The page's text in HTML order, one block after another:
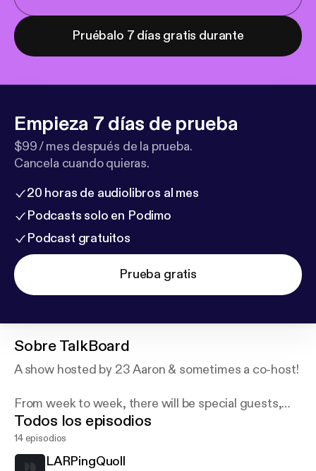
Pruébalo 7 días gratis durante
Empieza 7 días de prueba
$99 / mes después de la prueba.
Cancela cuando quieras.
20 horas de audiolibros al mes
Podcasts solo en Podimo
Podcast gratuitos
Prueba gratis
SobreTalkBoard
A show hosted by 23 Aaron & sometimes a co-host!
From week to week, there will be special guests,
interesting topics, and even community questions.
If you'd like to take part in the podcast, contact
@TalkBoardLive on Twitter.
Todos los episodios
14 episodios
LARPingQuoll